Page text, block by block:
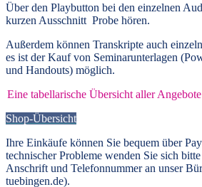
Über den Playbutton bei den einzelnen
kurzen Ausschnitt Probe hören.
Außerdem können Transkripte auch
es ist der Kauf von Seminarunterlagen
und Handouts) möglich.
Eine tabellarische Übersicht aller
Shop-Übersicht
Ihre Einkäufe können Sie bequem über
technischer Probleme wenden Sie sich
Anschrift und Telefonnummer an unser
tuebingen.de).